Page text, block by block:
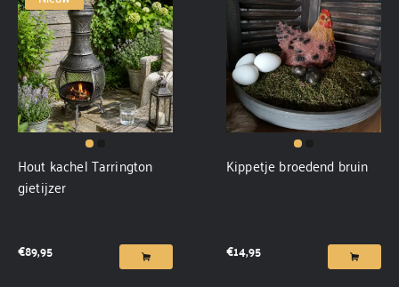
Hout kachel Tarrington
gietijzer
€89,95
Kippetje broedend bruin
€14,95